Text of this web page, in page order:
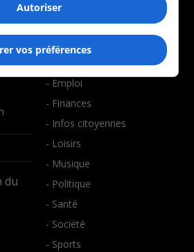
du
- Affaires
- Art de vivre
- Bien-être
- Emploi
- Finances
- Infos citoyennes
- Loisirs
- Musique
- Politique
- Santé
- Société
- Sports
Autoriser
vos préférences